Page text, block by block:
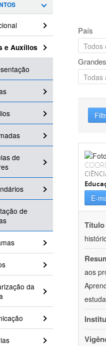
e Auxílios
de
de
da
País
E-
aos